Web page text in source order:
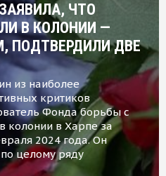
ЧТО
В КОЛОНИИ —
ПОДТВЕРДИЛИ ДВЕ
из наиболее
критиков
Фонда борьбы с
колонии в Харпе за
2024 года. Он
целому ряду